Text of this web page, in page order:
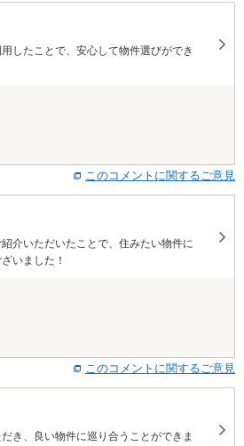
したことで、安心して物件選びができ
このコメントに関するご意見
介いただいたことで、住みたい物件に
いました！
このコメントに関するご意見
き、良い物件に巡り合うことができま